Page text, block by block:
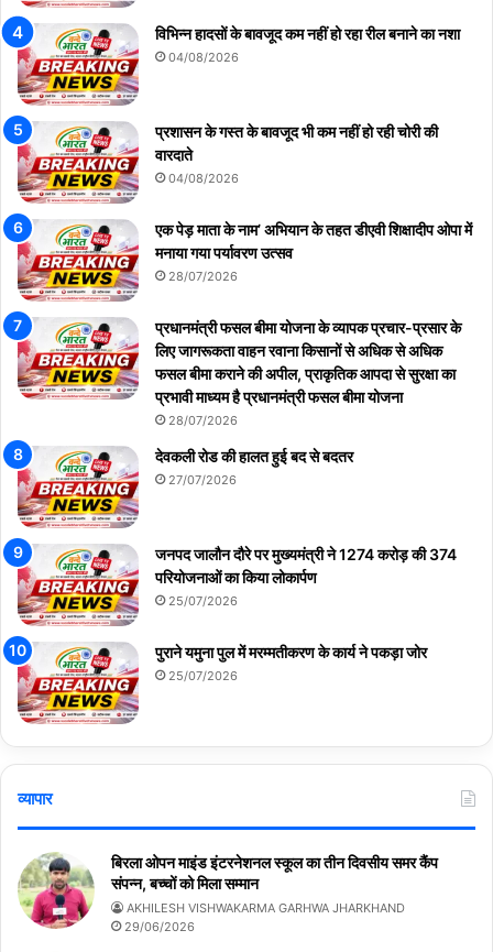
विभिन्न हादसों के बावजूद कम नहीं हो रहा रील बनाने का नशा
04/08/2026
प्रशासन के गस्त के बावजूद भी कम नहीं हो रही चोरी की
वारदाते
04/08/2026
एक पेड़ माता के नाम’ अभियान के तहत डीएवी शिक्षादीप ओपा में
मनाया गया पर्यावरण उत्सव
28/07/2026
प्रधानमंत्री फसल बीमा योजना के व्यापक प्रचार-प्रसार के
लिए जागरूकता वाहन रवाना किसानों से अधिक से अधिक
फसल बीमा कराने की अपील, प्राकृतिक आपदा से सुरक्षा का
प्रभावी माध्यम है प्रधानमंत्री फसल बीमा योजना
28/07/2026
देवकली रोड की हालत हुई बद से बदतर
27/07/2026
जनपद जालौन दौरे पर मुख्यमंत्री ने 1274 करोड़ की 374
परियोजनाओं का किया लोकार्पण
25/07/2026
पुराने यमुना पुल में मरम्मतीकरण के कार्य ने पकड़ा जोर
25/07/2026
व्यापार
बिरला ओपन माइंड इंटरनेशनल स्कूल का तीन दिवसीय समर कैंप
संपन्न, बच्चों को मिला सम्मान
AKHILESH VISHWAKARMA GARHWA JHARKHAND
29/06/2026